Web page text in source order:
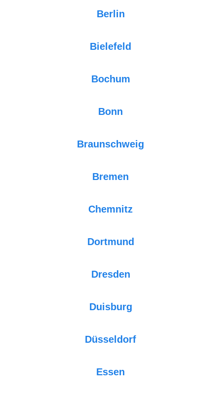
Berlin
Bielefeld
Bochum
Bonn
Braunschweig
Bremen
Chemnitz
Dortmund
Dresden
Duisburg
Düsseldorf
Essen